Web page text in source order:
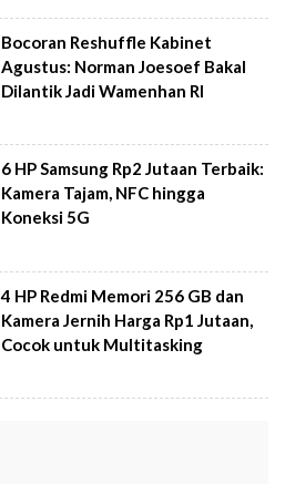
Bocoran Reshuffle Kabinet
Agustus: Norman Joesoef Bakal
Dilantik Jadi Wamenhan RI
6 HP Samsung Rp2 Jutaan Terbaik:
Kamera Tajam, NFC hingga
Koneksi 5G
4 HP Redmi Memori 256 GB dan
Kamera Jernih Harga Rp1 Jutaan,
Cocok untuk Multitasking